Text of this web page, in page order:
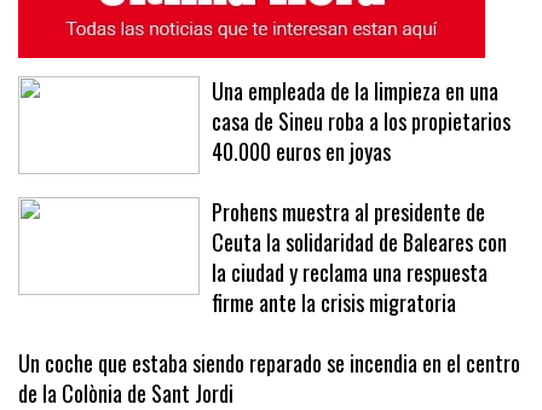
Una empleada de la limpieza en una
casa de Sineu roba a los propietarios
40.000 euros en joyas
Prohens muestra al presidente de
Ceuta la solidaridad de Baleares con
la ciudad y reclama una respuesta
firme ante la crisis migratoria
Un coche que estaba siendo reparado se incendia en el centro
de la Colònia de Sant Jordi